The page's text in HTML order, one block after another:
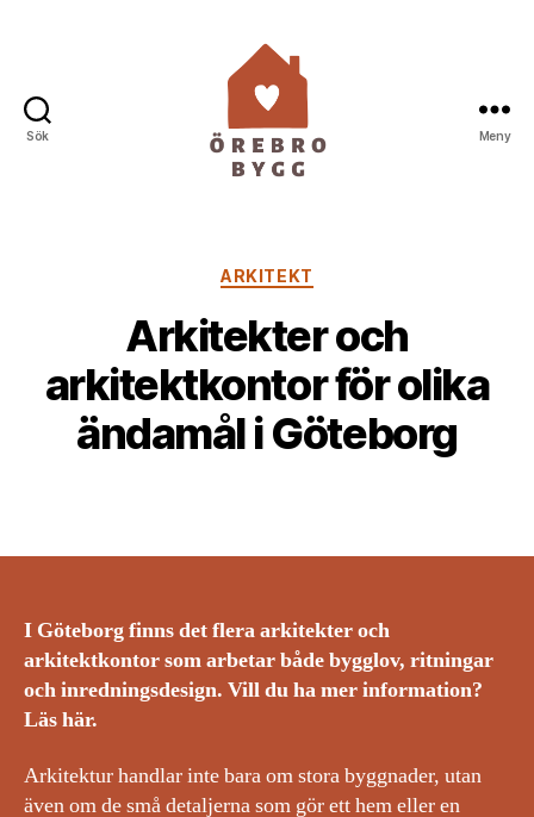
Sök Meny
Kategorier
ARKITEKT
Arkitekter och
arkitektkontor för olika
ändamål i Göteborg
I Göteborg finns det flera arkitekter och
arkitektkontor som arbetar både bygglov, ritningar
och inredningsdesign. Vill du ha mer information?
Läs här.
Arkitektur handlar inte bara om stora byggnader, utan
även om de små detaljerna som gör ett hem eller en